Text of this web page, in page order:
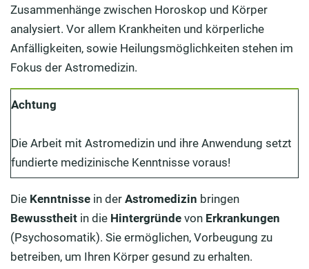
Zusammenhänge zwischen Horoskop und Körper
analysiert. Vor allem Krankheiten und körperliche
Anfälligkeiten, sowie Heilungsmöglichkeiten stehen im
Fokus der Astromedizin.
Achtung
Die Arbeit mit Astromedizin und ihre Anwendung setzt
fundierte medizinische Kenntnisse voraus!
Die Kenntnisse in der Astromedizin bringen
Bewusstheit in die Hintergründe von Erkrankungen
(Psychosomatik). Sie ermöglichen, Vorbeugung zu
betreiben, um Ihren Körper gesund zu erhalten.